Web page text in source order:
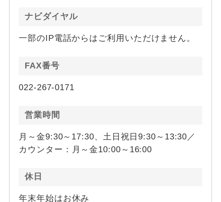
ナビダイヤル
一部のIP電話からはご利用いただけません。
FAX番号
022-267-0171
営業時間
月～金9:30～17:30、土日祝日9:30～13:30／
カウンター：月～金10:00～16:00
休日
年末年始はお休み